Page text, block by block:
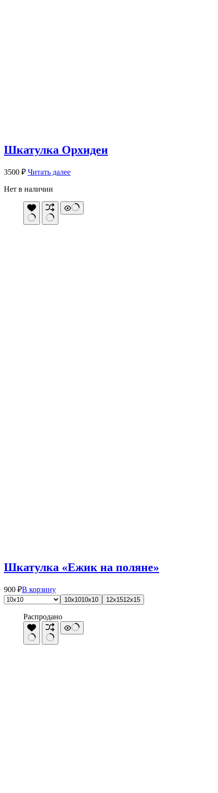
Шкатулка Орхидеи
3500 ₽ Читать далее
Нет в наличии
Шкатулка «Ежик на поляне»
900 ₽В корзинуЭтот
товар
имеет
несколько
вариаций.
Опции
10х1010х10 12х1512х15
Распродано